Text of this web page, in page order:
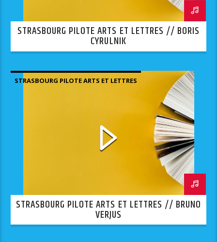
STRASBOURG PILOTE ARTS ET LETTRES // BORIS
CYRULNIK
STRASBOURG PILOTE ARTS ET LETTRES
STRASBOURG PILOTE ARTS ET LETTRES // BRUNO
VERJUS